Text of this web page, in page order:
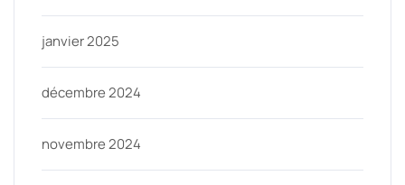
janvier 2025
décembre 2024
novembre 2024